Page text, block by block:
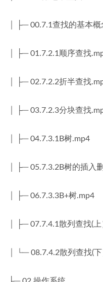
│ ├─ 00.7.1查找的基本概
│ ├─ 01.7.2.1顺序查找
│ ├─ 02.7.2.2折半查找
│ ├─ 03.7.2.3分块查找
│ ├─ 04.7.3.1B树.mp4
│ ├─ 05.7.3.2B树的插入
│ ├─ 06.7.3.3B+树.mp4
│ ├─ 07.7.4.1散列查找(
│ └─ 08.7.4.2散列查找(